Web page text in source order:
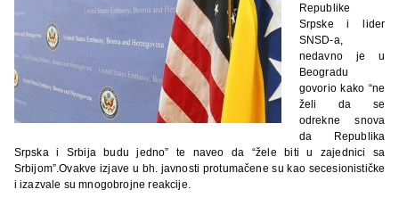
Republike
Srpske i lider
SNSD-a,
nedavno je u
Beogradu
govorio kako “ne
želi da se
odrekne snova
da Republika
Srpska i Srbija budu jedno” te naveo da “žele biti u zajednici sa
Srbijom”.Ovakve izjave u bh. javnosti protumačene su kao secesionističke
i izazvale su mnogobrojne reakcije.